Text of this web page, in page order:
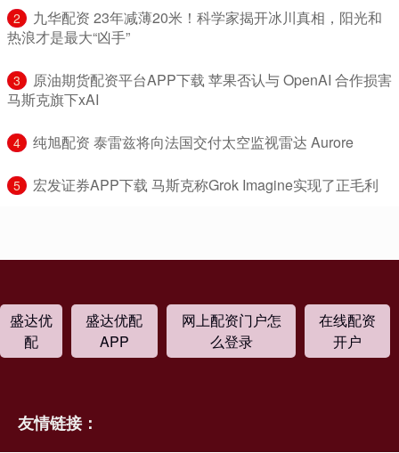
2
​九华配资 23年减薄20米！科学家揭开冰川真相，阳光和
热浪才是最大“凶手”
3
​原油期货配资平台APP下载 苹果否认与 OpenAI 合作损害
马斯克旗下xAI
4 ​纯旭配资 泰雷兹将向法国交付太空监视雷达 Aurore
5 ​宏发证券APP下载 马斯克称Grok Imagine实现了正毛利
盛达优
配
盛达优配
APP
网上配资门户怎
么登录
在线配资
开户
友情链接：